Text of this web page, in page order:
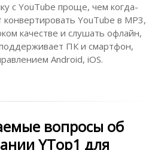
с YouTube проще, чем когда-
YouTube в MP3,
качестве и слушать офлайн,
ПК и смартфон,
Android, iOS.
вопросы об
YTop1 для